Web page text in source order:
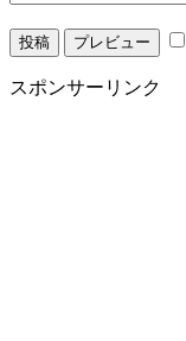
スポンサーリンク